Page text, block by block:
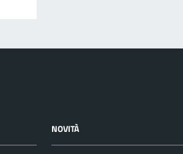
NOVITÀ